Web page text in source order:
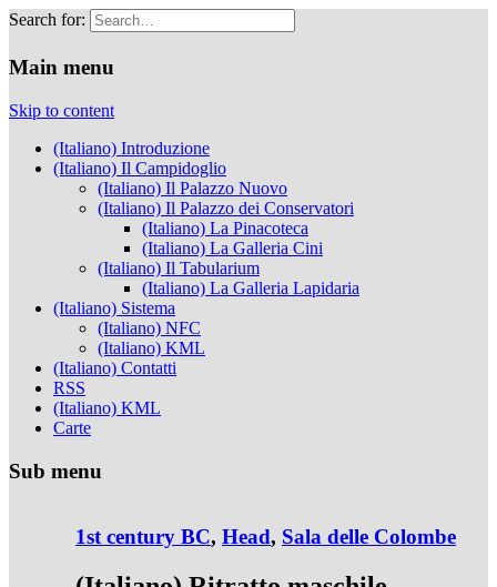
Search for:
Musei Capitolini
Main menu
Skip to content
(Italiano) Introduzione
(Italiano) Il Campidoglio
(Italiano) Il Palazzo Nuovo
(Italiano) Il Palazzo dei Conservatori
(Italiano) La Pinacoteca
(Italiano) La Galleria Cini
(Italiano) Il Tabularium
(Italiano) La Galleria Lapidaria
(Italiano) Sistema
(Italiano) NFC
(Italiano) KML
(Italiano) Contatti
RSS
(Italiano) KML
Carte
Sub menu
1st century BC, Head, Sala delle Colombe